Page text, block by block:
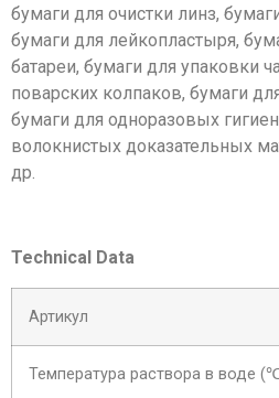
бумаги для очистки линз,
бумаги для лейкопластыря,
батареи, бумаги для упаковки
поварских колпаков, бумаги
бумаги для одноразовых
волокнистых доказательных
др.
Technical Data
Артикул
Температура раствора в воде